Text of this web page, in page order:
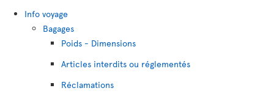
Info voyage
Bagages
Poids - Dimensions
Articles interdits ou réglementés
Réclamations